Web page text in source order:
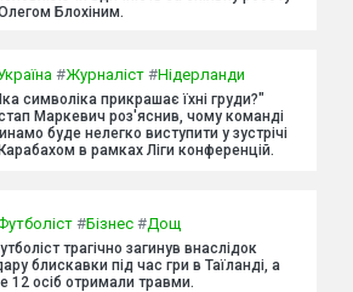
Блохіним.
#Журналіст #Нідерланди
символіка прикрашає їхні груди?"
Маркевич роз'яснив, чому команді
буде нелегко виступити у зустрічі
в рамках Ліги конференцій.
#Бізнес #Дощ
трагічно загинув внаслідок
блискавки під час гри в Таїланді, а
12 осіб отримали травми.